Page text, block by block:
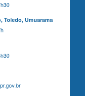
Toledo, Umuarama